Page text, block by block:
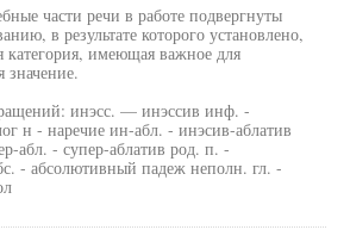
части речи в работе подвергнуты
в результате которого установлено,
категория, имеющая важное для
значение.
инэсс. — инэссив инф. -
н - наречие ин-абл. - инэсив-аблатив
абл. - супер-аблатив род. п. -
- абсолютивный падеж неполн. гл. -